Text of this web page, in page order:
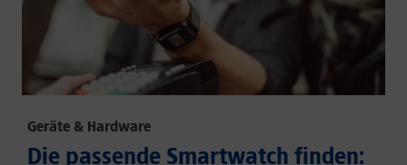
Geräte & Hardware
Die passende Smartwatch finden: